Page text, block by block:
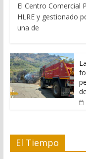
El Centro Comercial
HLRE y gestionado
una de
El Tiempo